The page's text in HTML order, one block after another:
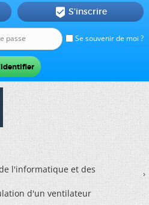
Se souvenir de moi ?
 S'inscrire
l'informatique et des
d'un ventilateur